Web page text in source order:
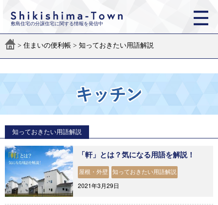
敷島住宅の分譲住宅に関する情報を発信中
> 住まいの便利帳 > 知っておきたい用語解説
知っておきたい用語解説
「軒」とは？気になる用語を解説！
屋根・外壁 知っておきたい用語解説
2021年3月29日